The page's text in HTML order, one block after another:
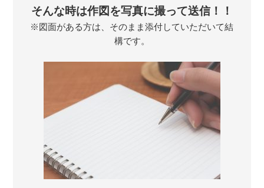
そんな時は作図を写真に撮って送信！！
※図面がある方は、そのまま添付していただいて結
構です。